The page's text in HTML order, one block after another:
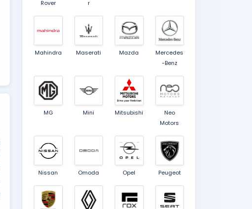
Rover
r
Mahindra Maserati Mazda
Mercedes
-Benz
MG Mini Mitsubishi
Neo
Motors
Nissan Omoda Opel Peugeot